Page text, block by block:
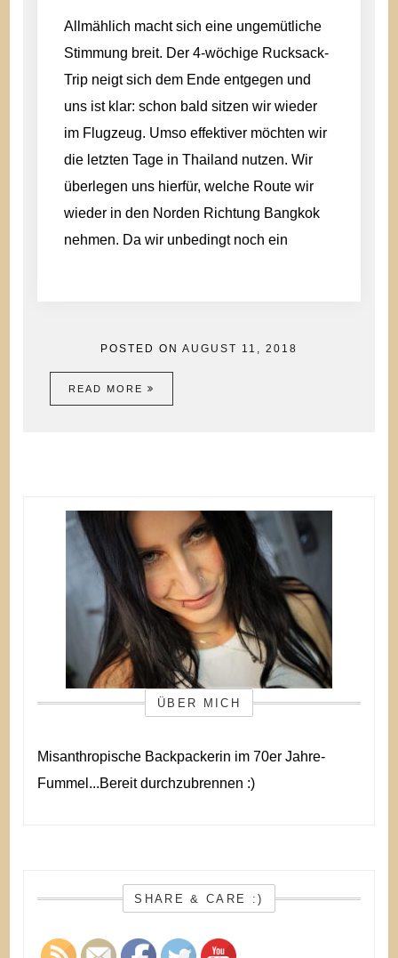
Allmählich macht sich eine ungemütliche
Stimmung breit. Der 4-wöchige Rucksack-
Trip neigt sich dem Ende entgegen und
uns ist klar: schon bald sitzen wir wieder
im Flugzeug. Umso effektiver möchten wir
die letzten Tage in Thailand nutzen. Wir
überlegen uns hierfür, welche Route wir
wieder in den Norden Richtung Bangkok
nehmen. Da wir unbedingt noch ein
POSTED ON AUGUST 11, 2018
READ MORE
ÜBER MICH
Misanthropische Backpackerin im 70er Jahre-
Fummel...Bereit durchzubrennen :)
SHARE & CARE :)